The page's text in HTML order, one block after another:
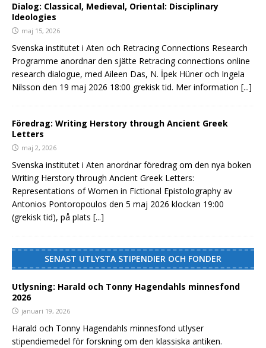
Dialog: Classical, Medieval, Oriental: Disciplinary
Ideologies
maj 15, 2026
Svenska institutet i Aten och Retracing Connections Research
Programme anordnar den sjätte Retracing connections online
research dialogue, med Aileen Das, N. İpek Hüner och Ingela
Nilsson den 19 maj 2026 18:00 grekisk tid. Mer information [...]
Föredrag: Writing Herstory through Ancient Greek
Letters
maj 2, 2026
Svenska institutet i Aten anordnar föredrag om den nya boken
Writing Herstory through Ancient Greek Letters:
Representations of Women in Fictional Epistolography av
Antonios Pontoropoulos den 5 maj 2026 klockan 19:00
(grekisk tid), på plats [...]
SENAST UTLYSTA STIPENDIER OCH FONDER
Utlysning: Harald och Tonny Hagendahls minnesfond
2026
januari 19, 2026
Harald och Tonny Hagendahls minnesfond utlyser
stipendiemedel för forskning om den klassiska antiken.